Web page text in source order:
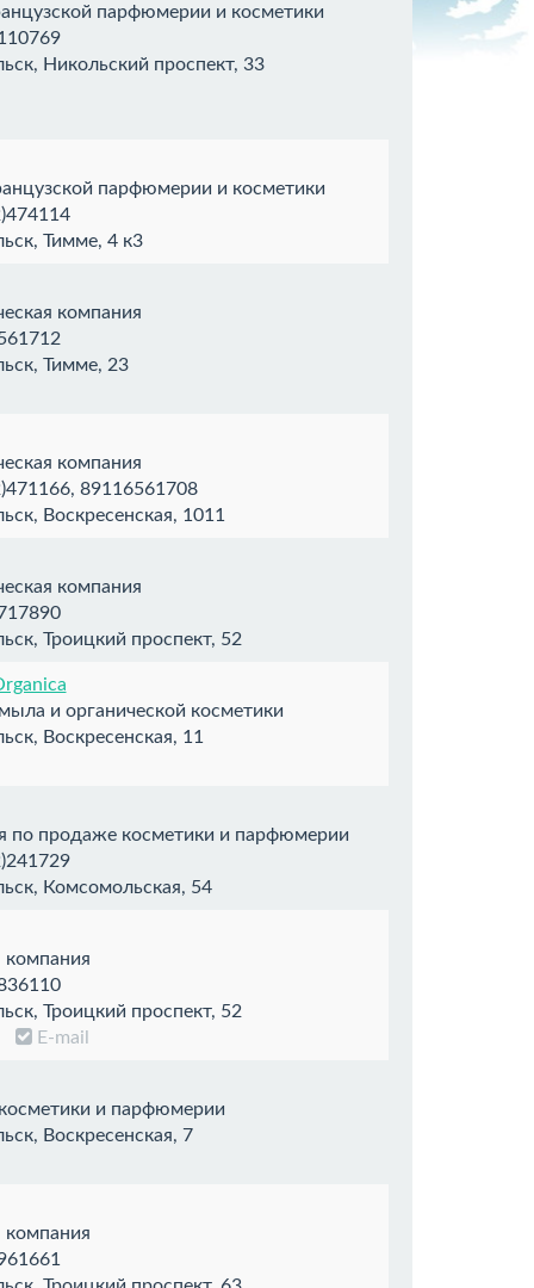
парфюмерии и косметики
Никольский проспект, 33
парфюмерии и косметики
Тимме, 4 к3
компания
Тимме, 23
компания
89116561708
Воскресенская, 1011
компания
Троицкий проспект, 52
и органической косметики
Воскресенская, 11
по продаже косметики и парфюмерии
Комсомольская, 54
компания
Троицкий проспект, 52
E-mail
и парфюмерии
Воскресенская, 7
компания